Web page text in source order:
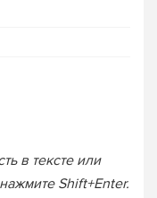
в тексте или
Shift+Enter.